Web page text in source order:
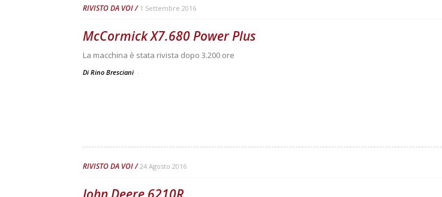
RIVISTO DA VOI 1 Settembre 2016
McCormick X7.680 Power Plus
La macchina è stata rivista dopo 3.200 ore
Di Rino Bresciani -
RIVISTO DA VOI 24 Agosto 2016